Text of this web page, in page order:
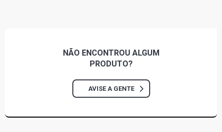
NÃO ENCONTROU ALGUM
PRODUTO?
AVISE A GENTE